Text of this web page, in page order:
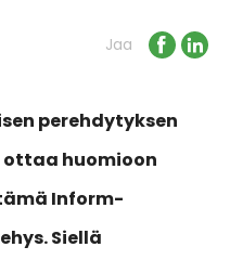
Jaa
perehdytyksen
huomioon
Inform-
Siellä